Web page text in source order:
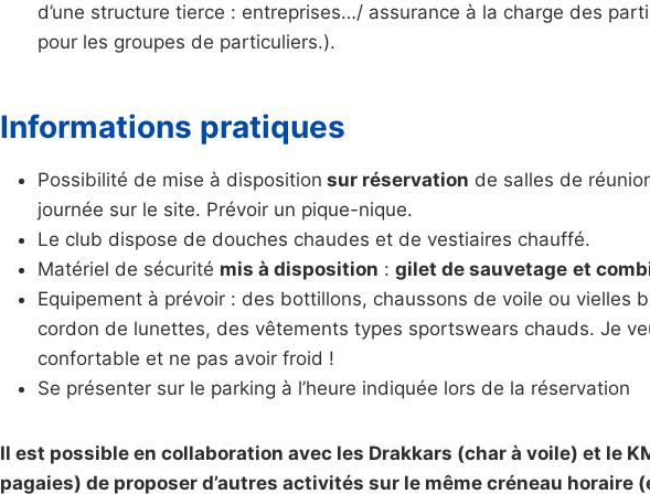
d’une structure tierce : entreprises…/ assurance à la charge des
pour les groupes de particuliers.).
Informations pratiques
Possibilité de mise à disposition sur réservation de salles de
journée sur le site. Prévoir un pique-nique.
Le club dispose de douches chaudes et de vestiaires chauffé.
Matériel de sécurité mis à disposition : gilet de sauvetage et
Equipement à prévoir : des bottillons, chaussons de voile ou vielles
cordon de lunettes, des vêtements types sportswears chauds. Je
confortable et ne pas avoir froid !
Se présenter sur le parking à l’heure indiquée lors de la réservation
Il est possible en collaboration avec les Drakkars (char à voile) et le
pagaies) de proposer d’autres activités sur le même créneau horaire